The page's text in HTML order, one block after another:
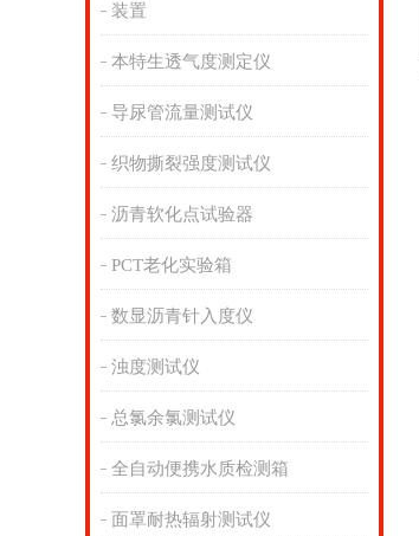
装置
本特生透气度测定仪
导尿管流量测试仪
织物撕裂强度测试仪
沥青软化点试验器
PCT老化实验箱
数显沥青针入度仪
浊度测试仪
总氯余氯测试仪
全自动便携水质检测箱
面罩耐热辐射测试仪